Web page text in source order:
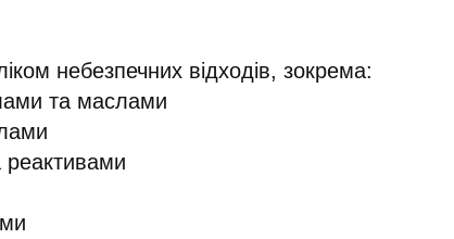
небезпечних відходів, зокрема:
та маслами
реактивами